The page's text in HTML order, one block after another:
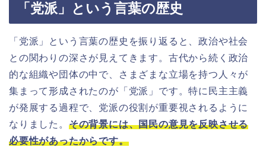
「党派」という言葉の歴史
「党派」という言葉の歴史を振り返ると、政治や社会
との関わりの深さが見えてきます。古代から続く政治
的な組織や団体の中で、さまざまな立場を持つ人々が
集まって形成されたのが「党派」です。特に民主主義
が発展する過程で、党派の役割が重要視されるように
なりました。 その背景には、国民の意見を反映させる
必要性があったからです。